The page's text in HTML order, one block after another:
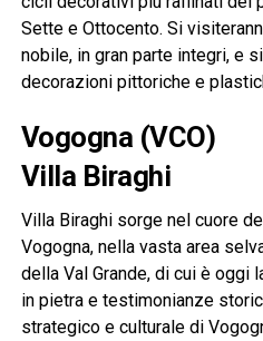
Sette e Ottocento. Si
nobile, in gran parte integri, e
decorazioni pittoriche e
Vogogna (VCO)
Villa Biraghi
Villa Biraghi sorge nel cuore
Vogogna, nella vasta area
della Val Grande, di cui è oggi
in pietra e testimonianze
strategico e culturale di